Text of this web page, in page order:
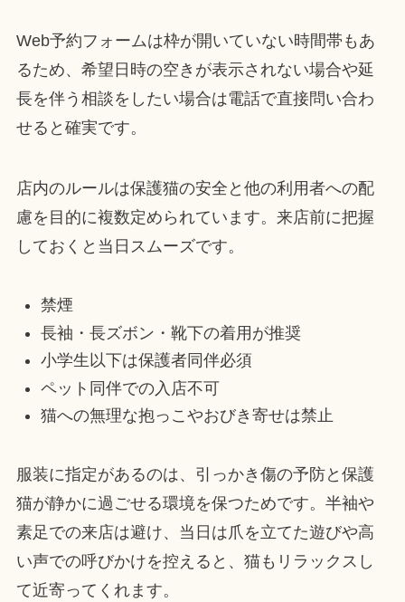
Web予約フォームは枠が開いていない時間帯もあ
るため、希望日時の空きが表示されない場合や延
長を伴う相談をしたい場合は電話で直接問い合わ
せると確実です。
店内のルールは保護猫の安全と他の利用者への配
慮を目的に複数定められています。来店前に把握
しておくと当日スムーズです。
禁煙
長袖・長ズボン・靴下の着用が推奨
小学生以下は保護者同伴必須
ペット同伴での入店不可
猫への無理な抱っこやおびき寄せは禁止
服装に指定があるのは、引っかき傷の予防と保護
猫が静かに過ごせる環境を保つためです。半袖や
素足での来店は避け、当日は爪を立てた遊びや高
い声での呼びかけを控えると、猫もリラックスし
て近寄ってくれます。